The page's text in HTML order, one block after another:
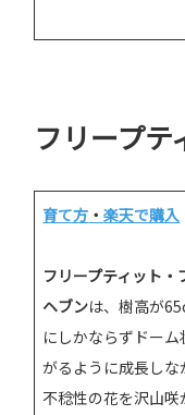
フリープ
育て方 ・楽天で購入
フリープティット・
ヘブンは、樹高が
にしかならずドーム
がるように成長しな
不稔性の花を沢山咲